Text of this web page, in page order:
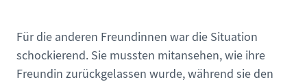
Für die anderen Freundinnen war die Situation
schockierend. Sie mussten mitansehen, wie ihre
Freundin zurückgelassen wurde, während sie den